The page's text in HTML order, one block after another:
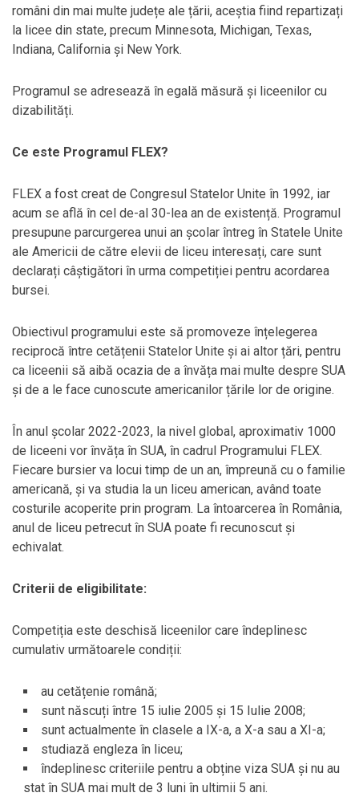
români din mai multe județe ale țării, aceștia fiind repartizați
la licee din state, precum Minnesota, Michigan, Texas,
Indiana, California și New York.
Programul se adresează în egală măsură și liceenilor cu
dizabilități.
Ce este Programul FLEX?
FLEX a fost creat de Congresul Statelor Unite în 1992, iar
acum se află în cel de-al 30-lea an de existență. Programul
presupune parcurgerea unui an școlar întreg în Statele Unite
ale Americii de către elevii de liceu interesați, care sunt
declarați câștigători în urma competiției pentru acordarea
bursei.
Obiectivul programului este să promoveze înțelegerea
reciprocă între cetățenii Statelor Unite și ai altor țări, pentru
ca liceenii să aibă ocazia de a învăța mai multe despre SUA
și de a le face cunoscute americanilor țările lor de origine.
În anul școlar 2022-2023, la nivel global, aproximativ 1000
de liceeni vor învăța în SUA, în cadrul Programului FLEX.
Fiecare bursier va locui timp de un an, împreună cu o familie
americană, și va studia la un liceu american, având toate
costurile acoperite prin program. La întoarcerea în România,
anul de liceu petrecut în SUA poate fi recunoscut și
echivalat.
Criterii de eligibilitate:
Competiția este deschisă liceenilor care îndeplinesc
cumulativ următoarele condiții:
au cetățenie română;
sunt născuți între 15 iulie 2005 și 15 Iulie 2008;
sunt actualmente în clasele a IX-a, a X-a sau a XI-a;
studiază engleza în liceu;
îndeplinesc criteriile pentru a obține viza SUA și nu au
stat în SUA mai mult de 3 luni în ultimii 5 ani.